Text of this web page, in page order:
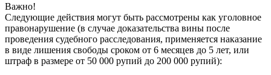
Важно!
Следующие действия могут быть рассмотрены как уголовное
правонарушение (в случае доказательства вины после
проведения судебного расследования, применяется наказание
в виде лишения свободы сроком от 6 месяцев до 5 лет, или
штраф в размере от 50 000 рупий до 200 000 рупий):